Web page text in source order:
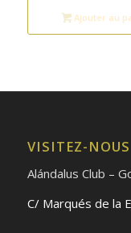
Ajouter au
VISITEZ-NOUS
Alándalus Club –
C/ Marqués de la